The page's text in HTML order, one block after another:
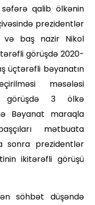
qalib ölkənin
prezidentlər
və baş nazir Nikol
görüşdə 2020-
üçtərəfli bəyanatın
məsələsi
görüşdə 3 ölkə
Bəyanat maraqla
mətbuata
sonra prezidentlər
ikitərəfli görüşü
söhbət düşəndə